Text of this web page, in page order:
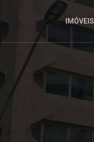
IMÓVEIS